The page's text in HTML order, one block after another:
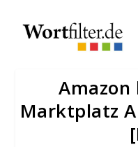
Marktplatz